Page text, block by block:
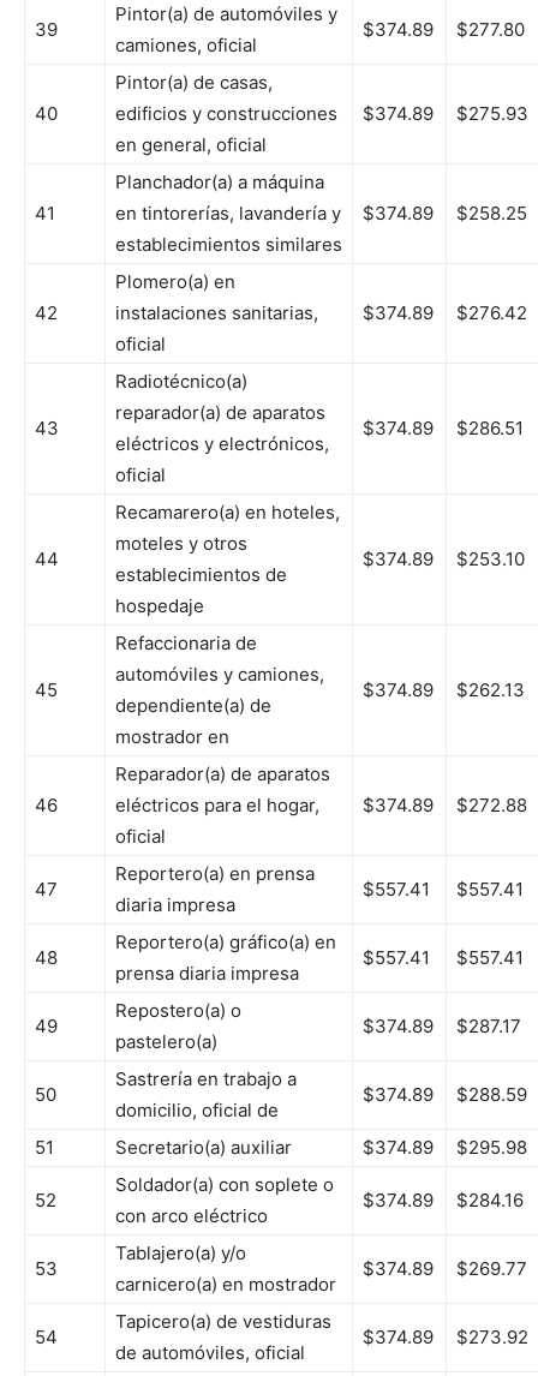
39
Pintor(a) de automóviles y
camiones, oficial
$374.89 $277.80
40
Pintor(a) de casas,
edificios y construcciones
en general, oficial
$374.89 $275.93
41
Planchador(a) a máquina
en tintorerías, lavandería y
establecimientos similares
$374.89 $258.25
42
Plomero(a) en
instalaciones sanitarias,
oficial
$374.89 $276.42
43
Radiotécnico(a)
reparador(a) de aparatos
eléctricos y electrónicos,
oficial
$374.89 $286.51
44
Recamarero(a) en hoteles,
moteles y otros
establecimientos de
hospedaje
$374.89 $253.10
45
Refaccionaria de
automóviles y camiones,
dependiente(a) de
mostrador en
$374.89 $262.13
46
Reparador(a) de aparatos
eléctricos para el hogar,
oficial
$374.89 $272.88
47
Reportero(a) en prensa
diaria impresa
$557.41 $557.41
48
Reportero(a) gráfico(a) en
prensa diaria impresa
$557.41 $557.41
49
Repostero(a) o
pastelero(a)
$374.89 $287.17
50
Sastrería en trabajo a
domicilio, oficial de
$374.89 $288.59
51 Secretario(a) auxiliar $374.89 $295.98
52
Soldador(a) con soplete o
con arco eléctrico
$374.89 $284.16
53
Tablajero(a) y/o
carnicero(a) en mostrador
$374.89 $269.77
54
Tapicero(a) de vestiduras
de automóviles, oficial
$374.89 $273.92